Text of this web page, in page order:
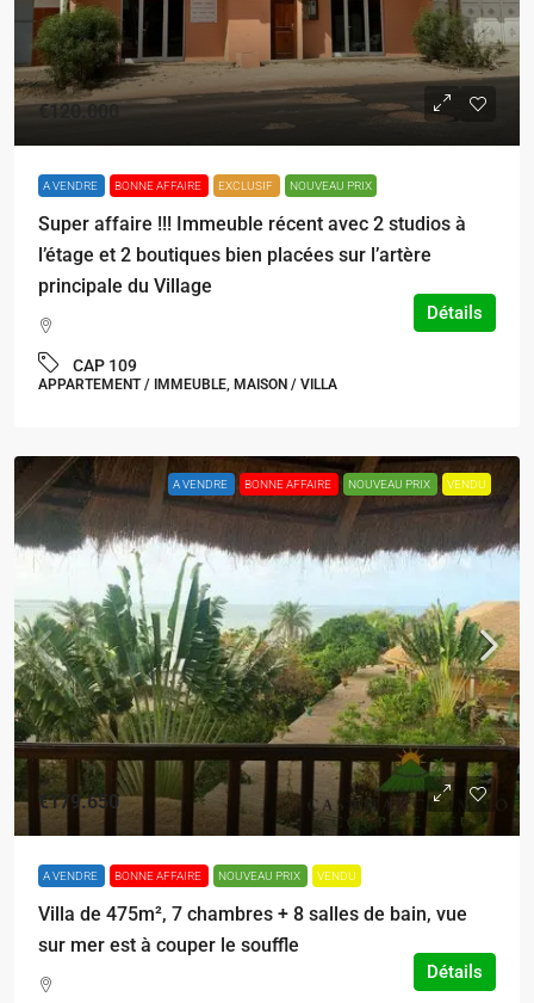
€120.000
A VENDRE BONNE AFFAIRE EXCLUSIF NOUVEAU PRIX
Super affaire !!! Immeuble récent avec 2 studios à
l’étage et 2 boutiques bien placées sur l’artère
principale du Village
CAP 109
APPARTEMENT / IMMEUBLE, MAISON / VILLA
Détails
A VENDRE BONNE AFFAIRE NOUVEAU PRIX VENDU
€179.650
A VENDRE BONNE AFFAIRE NOUVEAU PRIX VENDU
Villa de 475m², 7 chambres + 8 salles de bain, vue
sur mer est à couper le souffle
Détails